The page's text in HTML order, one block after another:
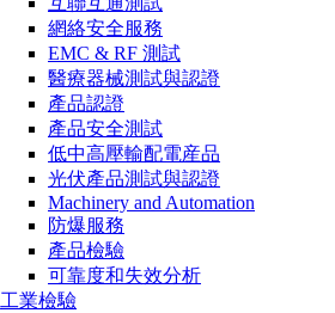
網絡安全服務
EMC & RF 測試
醫療器械測試與認證
產品認證
產品安全測試
低中高壓輸配電産品
光伏產品測試與認證
Machinery and Automation
防爆服務
產品檢驗
可靠度和失效分析
工業檢驗